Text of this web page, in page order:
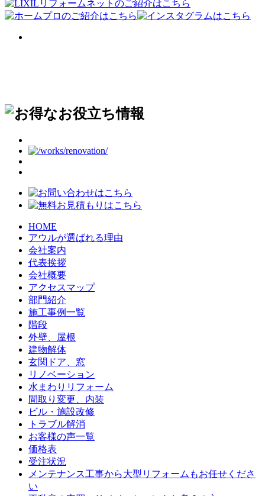
HOME
アウルが選ばれる理由
会社案内
代表挨拶
会社概要
アクセスマップ
部門紹介
施工事例一覧
階段
外壁、屋根
建物解体
玄関ドア、窓
リノベーション
水まわりリフォーム
間取り変更、内装
ビル・施設改修
トラブル解消
お客様の声一覧
価格表
受注状況
メンテナンス工事から大型リフォームもお任せくださ
い